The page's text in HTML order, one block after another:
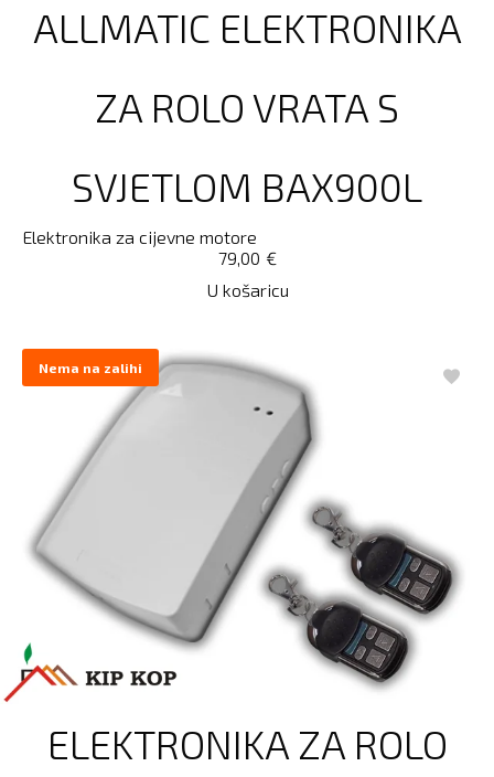
ALLMATIC ELEKTRONIKA
ZA ROLO VRATA S
SVJETLOM BAX900L
Elektronika za cijevne motore
€
79,00
U košaricu
Nema na zalihi
ELEKTRONIKA ZA ROLO